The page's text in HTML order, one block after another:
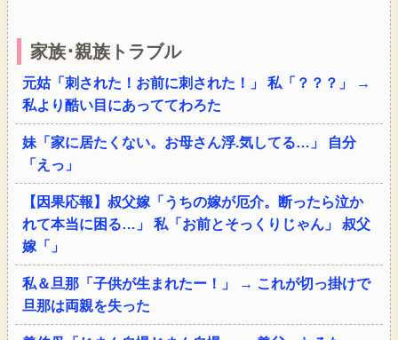
家族･親族トラブル
元姑「刺された！お前に刺された！」 私「？？？」 →
私より酷い目にあっててわろた
妹「家に居たくない。お母さん浮.気してる…」 自分
「えっ」
【因果応報】叔父嫁「うちの嫁が厄介。断ったら泣か
れて本当に困る…」 私「お前とそっくりじゃん」 叔父
嫁「」
私＆旦那「子供が生まれたー！」 → これが切っ掛けで
旦那は両親を失った